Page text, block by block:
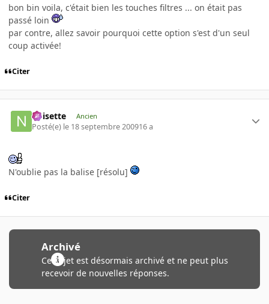
bon bin voila, c'était bien les touches filtres ... on était pas
passé loin
par contre, allez savoir pourquoi cette option s'est d'un seul
coup activée!
Citer
noisette Ancien
Posté(e) le 18 septembre 200916 a
N'oublie pas la balise [résolu]
Citer
Archivé
Ce sujet est désormais archivé et ne peut plus
recevoir de nouvelles réponses.